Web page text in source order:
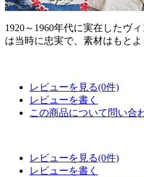
1920～1960年代に実在したヴ
は当時に忠実で、素材はもと
レビューを見る(0件)
レビューを書く
この商品について問い合
レビューを見る(0件)
レビューを書く